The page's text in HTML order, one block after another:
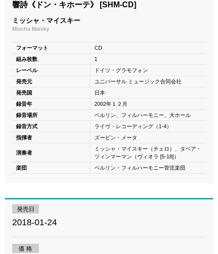
響詩《ドン・キホーテ》 [SHM-CD]
ミッシャ・マイスキー
Mischa Maisky
フォーマット
CD
組み枚数
1
レーベル
ドイツ・グラモフォン
発売元
ユニバーサル ミュージック合同会社
発売国
日本
録音年
2002年１２月
録音場所
ベルリン、フィルハーモニー、大ホール
録音方式
ライヴ・レコーディング（1-4）
指揮者
ズービン・メータ
演奏者
ミッシャ・マイスキー（チェロ）、タベア・
ツィンマーマン（ヴィオラ [5-18]）
楽団
ベルリン・フィルハーモニー管弦楽団
発売日
2018-01-24
価 格